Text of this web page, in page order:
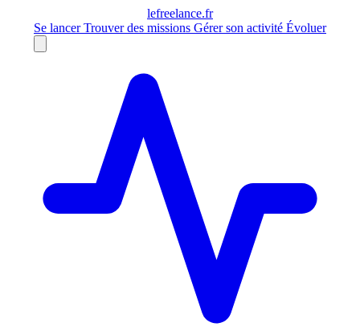
lefreelance.fr
Se lancerTrouver des missions Gérer son activité Évoluer